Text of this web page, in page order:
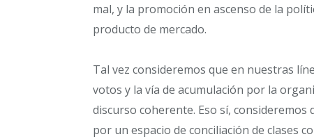
mal, y la promoción en ascenso de la
producto de mercado.
Tal vez consideremos que en nuestras
votos y la vía de acumulación por la
discurso coherente. Eso sí,
por un espacio de conciliación de clases